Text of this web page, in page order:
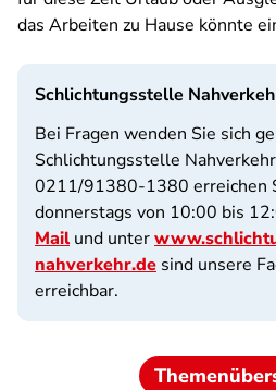
das Arbeiten zu Hause könnte
Schlichtungsstelle
Bei Fragen wenden Sie sich
Schlichtungsstelle
0211/91380-1380 erreichen
donnerstags von 10:00 bis
Mailund unter
nahverkehr.de sind unsere
erreichbar.